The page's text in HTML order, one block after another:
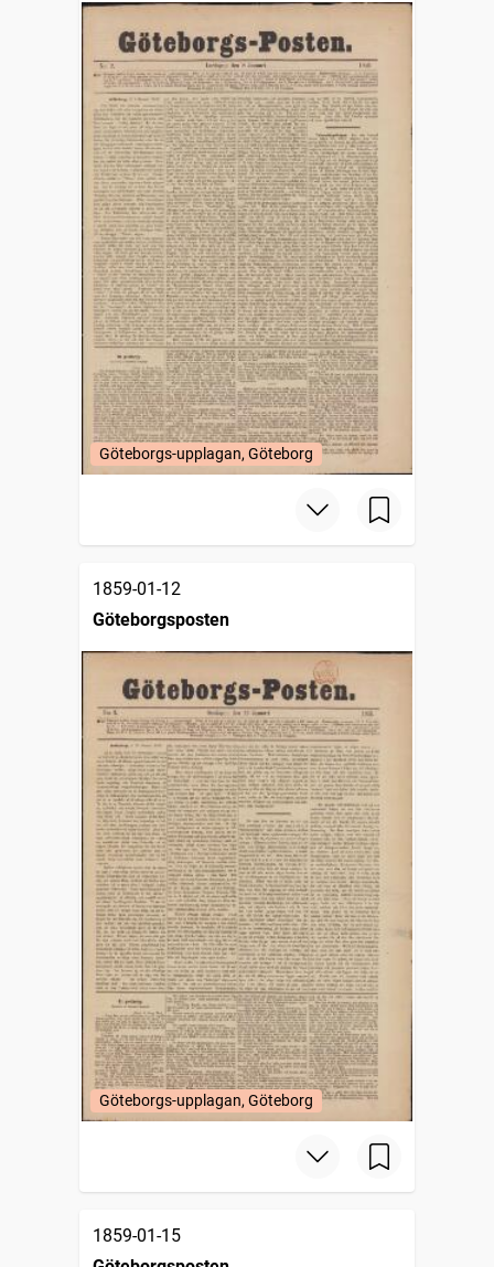
Göteborgs-upplagan, Göteborg
1859-01-12
Göteborgsposten
Göteborgs-upplagan, Göteborg
1859-01-15